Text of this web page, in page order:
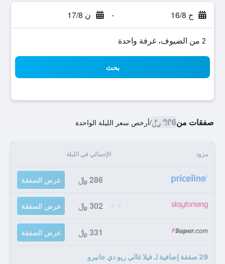
ح 16/8 - ن 17/8
2 من الضيوف، غرفة واحدة
بحث
صفقات من286 ﷼ /أرخص سعر الليلة الواحدة
مزود الإجمالي في الليلة
286 ﷼ عرض الصفقة
302 ﷼ عرض الصفقة
331 ﷼ عرض الصفقة
29 صفقة إضافية لـ فيلا غالي ريو دي جانيرو